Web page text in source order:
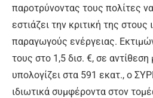
παροτρύνοντας τους πολίτες
εστιάζει την κριτική της
παραγωγούς ενέργειας.
τους στο 1,5 δισ. €, σε
υπολογίζει στα 591 εκατ., ο
ιδιωτικά συμφέροντα στον